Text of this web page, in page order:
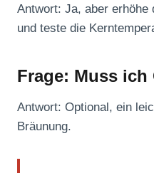
Antwort: Ja, aber erhöhe
und teste die
Frage: Muss ich
Antwort: Optional, ein
Bräunung.